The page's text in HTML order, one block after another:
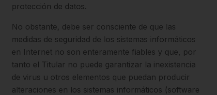
protección de datos.
No obstante, debe ser consciente de que las
medidas de seguridad de los sistemas informáticos
en Internet no son enteramente fiables y que, por
tanto el Titular no puede garantizar la inexistencia
de virus u otros elementos que puedan producir
alteraciones en los sistemas informáticos (software